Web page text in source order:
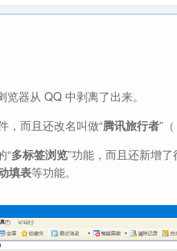
览器从 QQ 中剥离了出来。
，而且还改名叫做“腾讯旅行者”（
“多标签浏览”功能，而且还新增了
填表等功能。